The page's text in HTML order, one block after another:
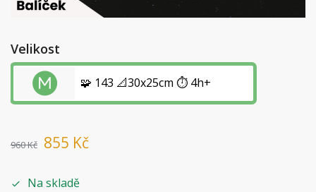
Velikost
🧩 143 📐30x25cm ⏱️ 4h+
960Kč 855 Kč
Na skladě